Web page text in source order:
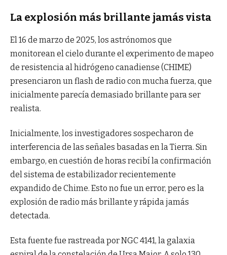
La explosión más brillante jamás vista
El 16 de marzo de 2025, los astrónomos que
monitorean el cielo durante el experimento de mapeo
de resistencia al hidrógeno canadiense (CHIME)
presenciaron un flash de radio con mucha fuerza, que
inicialmente parecía demasiado brillante para ser
realista.
Inicialmente, los investigadores sospecharon de
interferencia de las señales basadas en la Tierra. Sin
embargo, en cuestión de horas recibí la confirmación
del sistema de estabilizador recientemente
expandido de Chime. Esto no fue un error, pero es la
explosión de radio más brillante y rápida jamás
detectada.
Esta fuente fue rastreada por NGC 4141, la galaxia